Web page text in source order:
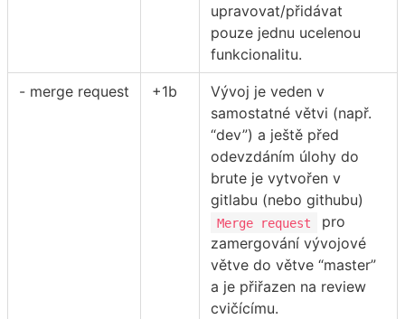
upravovat/přidávat
pouze jednu ucelenou
funkcionalitu.
- merge request +1b
Vývoj je veden v
samostatné větvi (např.
“dev”) a ještě před
odevzdáním úlohy do
brute je vytvořen v
gitlabu (nebo githubu)
Merge request
pro
zamergování vývojové
větve do větve “master”
a je přiřazen na review
cvičícímu.